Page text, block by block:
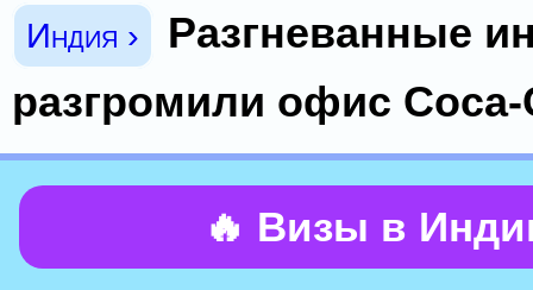
Индия ›
Разгневанные
разгромили офис Coca-
🔥 Визы в